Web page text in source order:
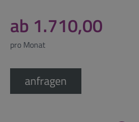
ab 1.710,00
pro Monat
anfragen